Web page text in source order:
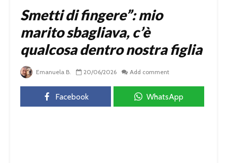
Smetti di fingere”: mio
marito sbagliava, c’è
qualcosa dentro nostra figlia
Emanuela B. 20/06/2026 Add comment
Facebook WhatsApp